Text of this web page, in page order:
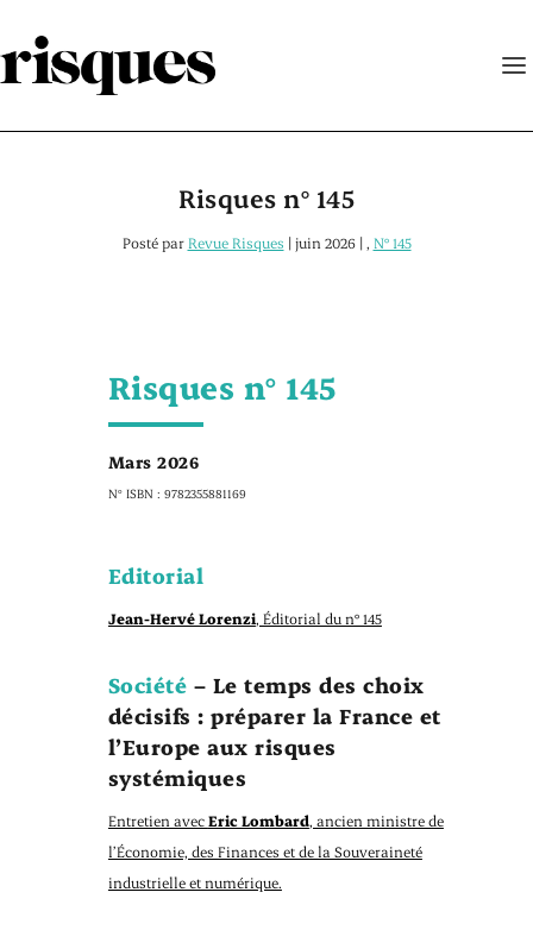
Risques n° 145
Posté parRevue Risques |juin 2026| , N° 145
Risques n° 145
Mars 2026
N° ISBN : 9782355881169
Editorial
Jean-Hervé Lorenzi, Éditorial du n° 145
Société – Le temps des choix
décisifs : préparer la France et
l’Europe aux risques
systémiques
Entretien avecEric Lombard, ancien ministre de
l’Économie, des Finances et de la Souveraineté
industrielle et numérique.